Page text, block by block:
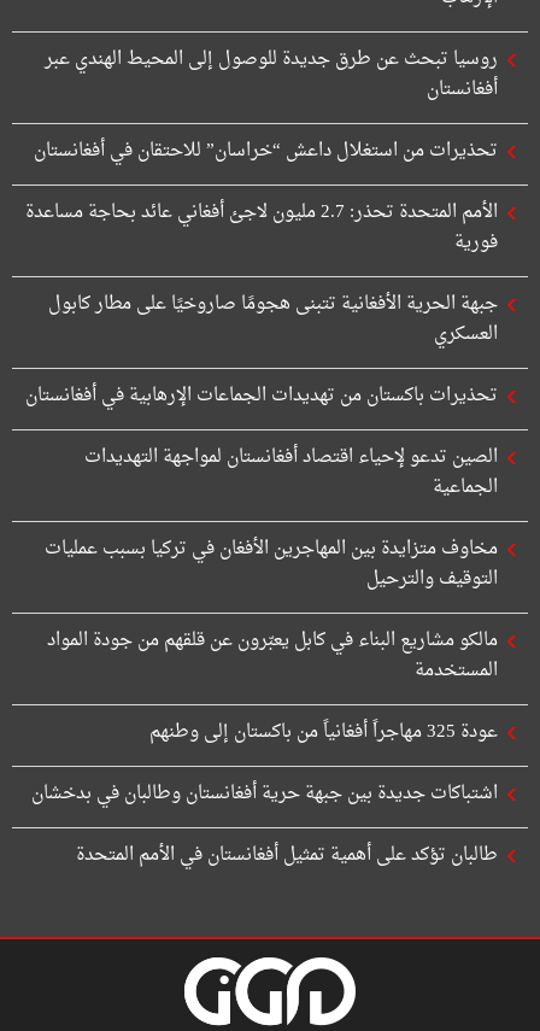
روسيا تبحث عن طرق جديدة للوصول إلى المحيط الهندي عبر
أفغانستان
تحذيرات من استغلال داعش “خراسان” للاحتقان في أفغانستان
الأمم المتحدة تحذر: 2.7 مليون لاجئ أفغاني عائد بحاجة مساعدة
فورية
جبهة الحرية الأفغانية تتبنى هجومًا صاروخيًا على مطار كابول
العسكري
تحذيرات باكستان من تهديدات الجماعات الإرهابية في أفغانستان
الصين تدعو لإحياء اقتصاد أفغانستان لمواجهة التهديدات
الجماعية
مخاوف متزايدة بين المهاجرين الأفغان في تركيا بسبب عمليات
التوقيف والترحيل
مالكو مشاريع البناء في كابل يعبّرون عن قلقهم من جودة المواد
المستخدمة
عودة 325 مهاجراً أفغانياً من باكستان إلى وطنهم
اشتباكات جديدة بين جبهة حرية أفغانستان وطالبان في بدخشان
طالبان تؤكد على أهمية تمثيل أفغانستان في الأمم المتحدة